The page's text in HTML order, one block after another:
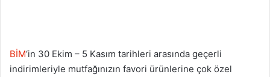
BİM‘in 30 Ekim – 5 Kasım tarihleri arasında geçerli
indirimleriyle mutfağınızın favori ürünlerine çok özel